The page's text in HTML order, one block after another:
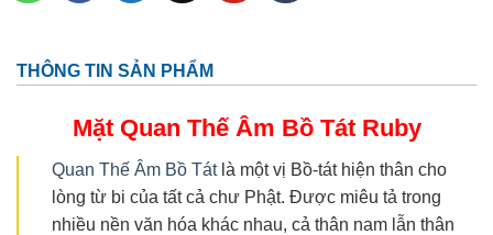
THÔNG TIN SẢN PHẨM
Mặt Quan Thế Âm Bồ Tát Ruby
Quan Thế Âm Bồ Tátlà một vị Bồ-tát hiện thân cho
lòng từ bi của tất cả chư Phật. Được miêu tả trong
nhiều nền văn hóa khác nhau, cả thân nam lẫn thân